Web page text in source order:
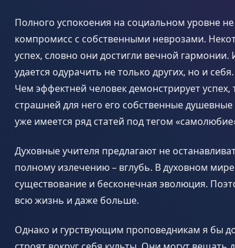
Полного успокоения на социальном уровне
компромисс с собственными неврозами.
успех, словно они достигли вечной
удается одурачить не только других, но и
Чем эффектней человек демонстрирует
страшней для него его собственные
уже имеется ряд статей под тегом
Духовные учителя предлагают не
полному излечению – вглубь. В духовном
существование и бесконечная эволюция.
всю жизнь и даже больше.
Однако и гурствующим проповедникам я бы